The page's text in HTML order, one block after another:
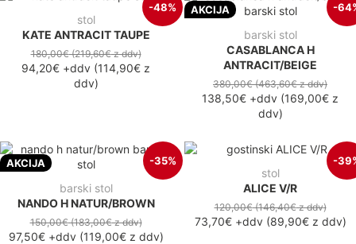
-48%
stol
KATE ANTRACIT TAUPE
180,00€(219,60€z ddv)
94,20€ +ddv (114,90€ z
ddv)
AKCIJA -
barski stol
CASABLANCA H
ANTRACIT/BEIGE
380,00€(463,60€z ddv)
138,50€ +ddv (169,00€ z
ddv)
AKCIJA -35%
barski stol
NANDO H NATUR/BROWN
150,00€(183,00€z ddv)
97,50€+ddv(119,00€z ddv)
-
stol
ALICE V/R
120,00€(146,40€z ddv)
73,70€+ddv(89,90€z ddv)